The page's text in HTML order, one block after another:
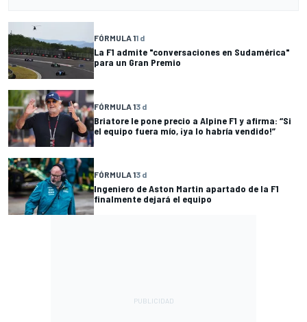
FÓRMULA 11 d
La F1 admite "conversaciones en Sudamérica"
para un Gran Premio
FÓRMULA 13 d
Briatore le pone precio a Alpine F1 y afirma: “Si
el equipo fuera mío, ¡ya lo habría vendido!”
FÓRMULA 13 d
Ingeniero de Aston Martin apartado de la F1
finalmente dejará el equipo